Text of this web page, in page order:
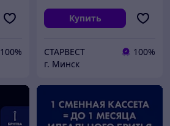
100%
Купить
СТАРВЕСТ
100%
г. Минск